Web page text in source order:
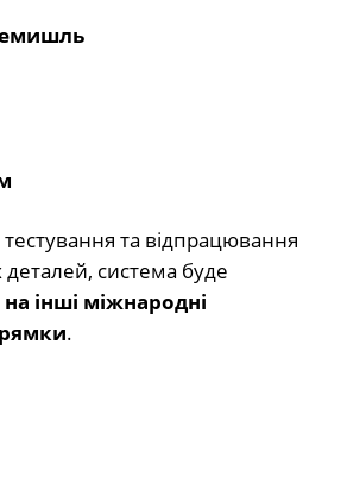
тестування та відпрацювання
деталей, система буде
інші міжнародні
.